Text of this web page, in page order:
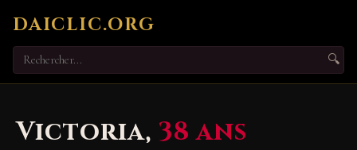
DAICLIC.ORG
🔍
Victoria, 38 ans